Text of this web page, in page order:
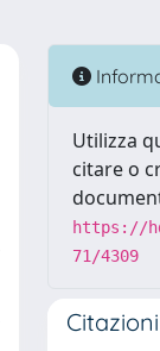
Utilizza
citare o
https://
71/4309
Citazioni